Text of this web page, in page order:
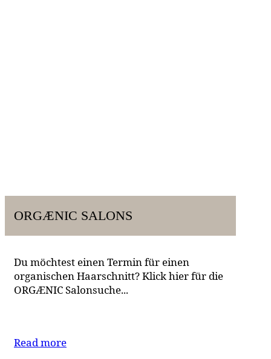
ORGÆNIC SALONS
Du möchtest einen Termin für einen
organischen Haarschnitt? Klick hier für die
ORGÆNIC Salonsuche...
Read more